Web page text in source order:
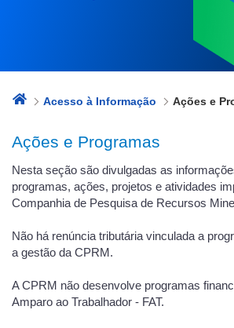
Acesso à Informação Ações e
Ações e Programas
Nesta seção são divulgadas as
programas, ações, projetos e atividades
Companhia de Pesquisa de Recursos
Não há renúncia tributária vinculada a
a gestão da CPRM.
A CPRM não desenvolve programas
Amparo ao Trabalhador - FAT.